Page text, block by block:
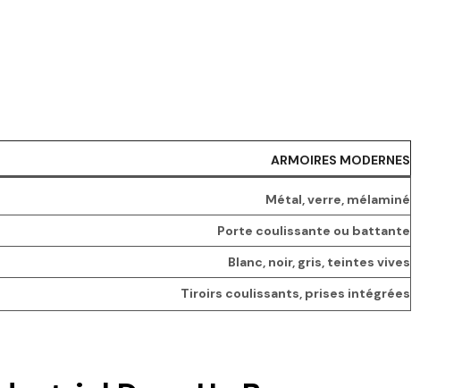
ARMOIRES MODERNES
Métal, verre, mélaminé
Porte coulissante ou battante
Blanc, noir, gris, teintes vives
Tiroirs coulissants, prises intégrées